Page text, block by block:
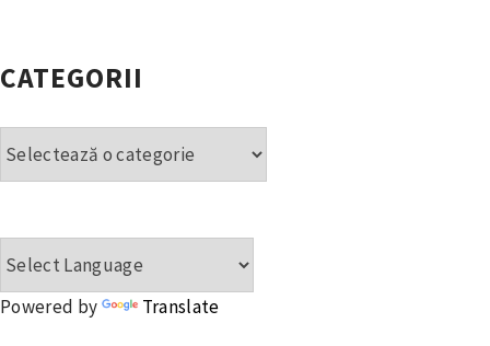
CATEGORII
Powered by Translate